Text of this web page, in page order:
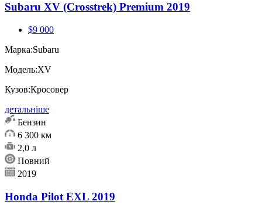
Subaru XV (Crosstrek) Premium 2019
$9 000
Марка:Subaru
Модель:XV
Кузов:Кросовер
детальніше
Бензин
6 300 км
2,0 л
Повний
2019
Honda Pilot EXL 2019